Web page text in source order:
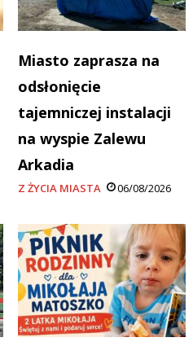
Miasto zaprasza na
odsłonięcie
tajemniczej instalacji
na wyspie Zalewu
Arkadia
Z ŻYCIA MIASTA 06/08/2026